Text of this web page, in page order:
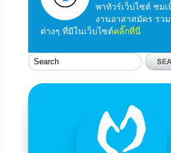
พาทัวร์เว็บไซต์ ชมเ
งานอาสาสมัคร รว
ต่างๆ ที่มีในเว็บไซต์คลิ๊กที่นี่